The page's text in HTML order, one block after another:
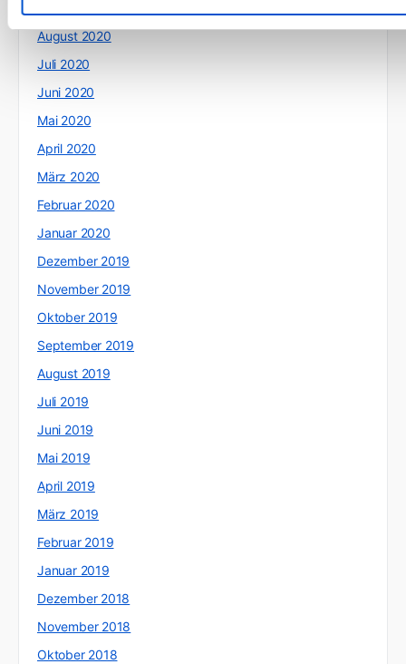
August 2020
Juli 2020
Juni 2020
Mai 2020
April 2020
März 2020
Februar 2020
Januar 2020
Dezember 2019
November 2019
Oktober 2019
September 2019
August 2019
Juli 2019
Juni 2019
Mai 2019
April 2019
März 2019
Februar 2019
Januar 2019
Dezember 2018
November 2018
Oktober 2018